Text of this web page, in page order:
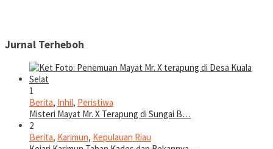
Jurnal Terheboh
1
Berita, Inhil, Peristiwa
Misteri Mayat Mr. X Terapung di Sungai B…
2
Berita, Karimun, Kepulauan Riau